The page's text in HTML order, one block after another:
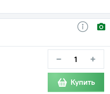
− +
Купить